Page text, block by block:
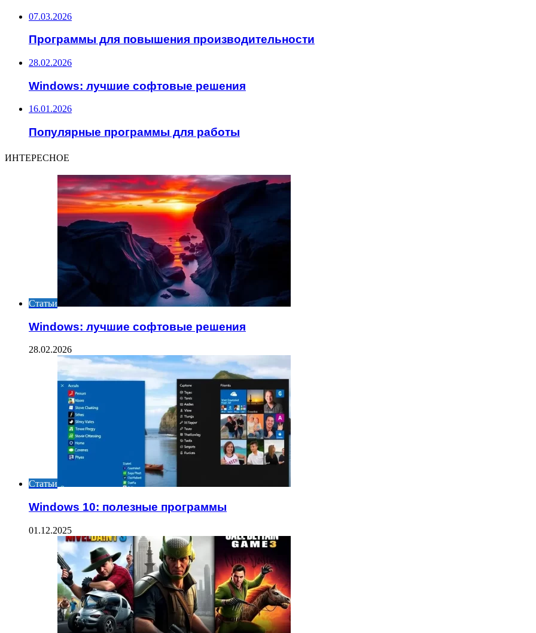
07.03.2026
Программы для повышения производительности
28.02.2026
Windows: лучшие софтовые решения
16.01.2026
Популярные программы для работы
ИНТЕРЕСНОЕ
Статьи
Windows: лучшие софтовые решения
28.02.2026
Статьи
Windows 10: полезные программы
01.12.2025